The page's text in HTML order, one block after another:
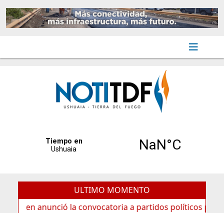
ULTIMO MOMENTO
anunció la convocatoria a partidos políticos por «ficha